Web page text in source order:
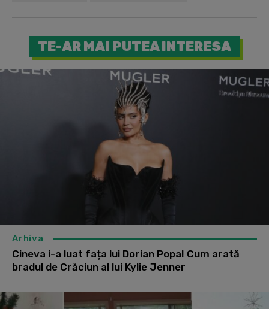
TE-AR MAI PUTEA INTERESA
Arhiva
Cineva i-a luat fața lui Dorian Popa! Cum arată
bradul de Crăciun al lui Kylie Jenner